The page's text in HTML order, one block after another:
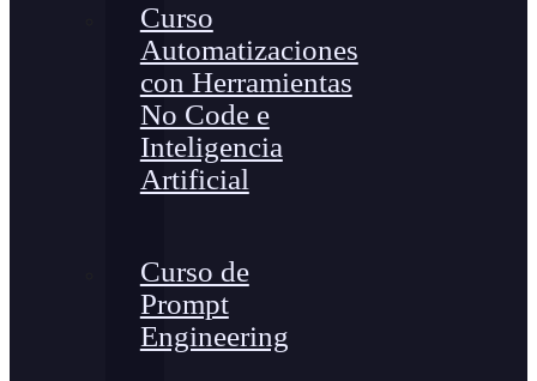
Curso
Automatizaciones
con Herramientas
No Code e
Inteligencia
Artificial
Curso de
Prompt
Engineering